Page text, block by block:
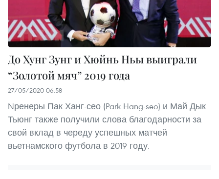
До Хунг Зунг и Хюйнь Ньы выиграли
“Золотой мяч” 2019 года
27/05/2020 06:58
Nренеры Пак Ханг-сео (Park Hang-seo) и Май Дык
Тьюнг также получили слова благодарности за
свой вклад в череду успешных матчей
вьетнамского футбола в 2019 году.